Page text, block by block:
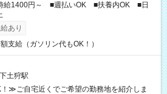
給1400円～ ■週払いOK ■扶養内OK ■日
あり
支給（ガソリン代もOK！）
下土狩駅
≫ご自宅近くでご希望の勤務地を紹介しま